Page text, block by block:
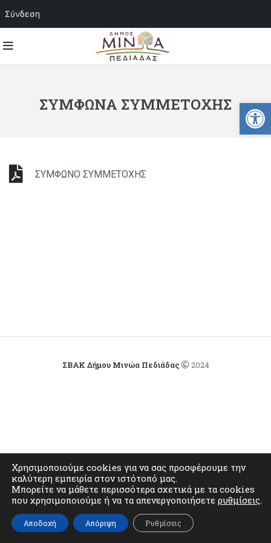
Σύνδεση
ΣΥΜΦΩΝΑ ΣΥΜΜΕΤΟΧΗΣ
ΣΥΜΦΩΝΟ ΣΥΜΜΕΤΟΧΗΣ
ΣΒΑΚ Δήμου Μινώα Πεδιάδας 2024
Χρησιμοποιούμε cookies για να σας προσφέρουμε την
καλύτερη εμπειρία στον ιστότοπό μας.
Μπορείτε να μάθετε περισσότερα σχετικά με τα cookies
που χρησιμοποιούμε ή να τα απενεργοποιήσετε ρυθμίσεις.
Αποδοχή Απόριψη Ρυθμίσεις